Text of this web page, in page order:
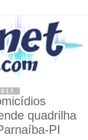
quadrilha
PI